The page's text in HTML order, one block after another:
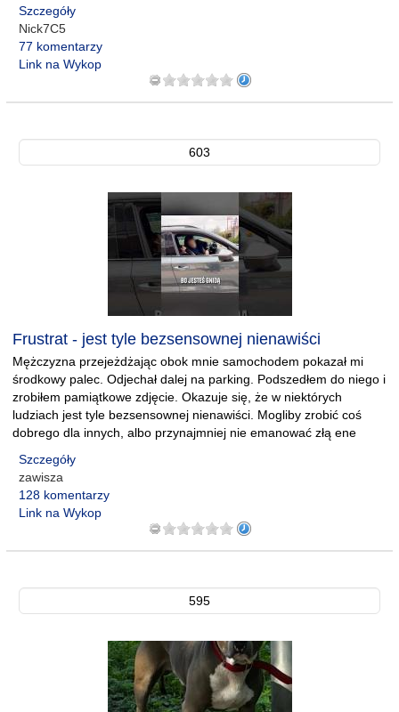
Szczegóły
Nick7C5
77 komentarzy
Link na Wykop
603
Frustrat - jest tyle bezsensownej nienawiści
Mężczyzna przejeżdżając obok mnie samochodem pokazał mi
środkowy palec. Odjechał dalej na parking. Podszedłem do niego i
zrobiłem pamiątkowe zdjęcie. Okazuje się, że w niektórych
ludziach jest tyle bezsensownej nienawiści. Mogliby zrobić coś
dobrego dla innych, albo przynajmniej nie emanować złą ene
Szczegóły
zawisza
128 komentarzy
Link na Wykop
595